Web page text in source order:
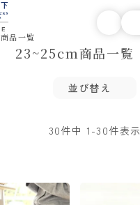
商品一覧
23~25cm商品一覧
並び替え
30件中 1 -30件表示